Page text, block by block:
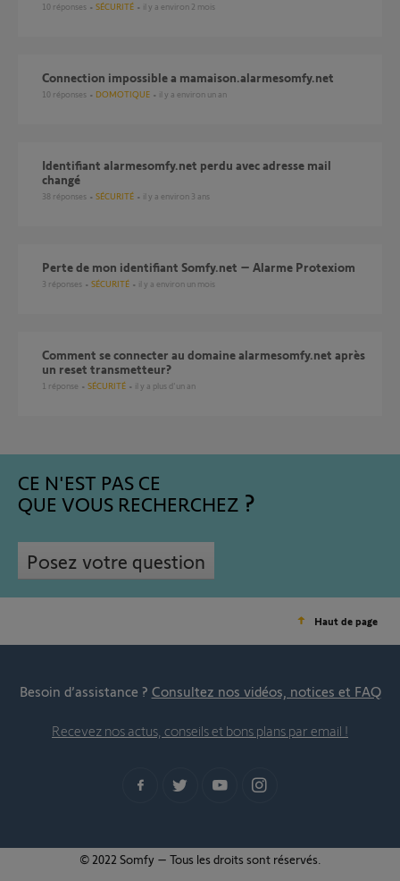
10 réponses SÉCURITÉ il y a environ 2 mois
Connection impossible a mamaison.alarmesomfy.net
10 réponses DOMOTIQUE il y a environ un an
Identifiant alarmesomfy.net perdu avec adresse mail
changé
38 réponses SÉCURITÉ il y a environ 3 ans
Perte de mon identifiant Somfy.net – Alarme Protexiom
3 réponses SÉCURITÉ il y a environ un mois
Comment se connecter au domaine alarmesomfy.net après
un reset transmetteur?
1 réponse SÉCURITÉ il y a plus d'un an
CE N'EST PAS CE
QUE VOUS RECHERCHEZ
Posez votre question
Haut de page
Besoin d’assistance ? Consultez nos vidéos, notices et FAQ
Recevez nos actus, conseils et bons plans par email !
© 2022 Somfy – Tous les droits sont réservés.